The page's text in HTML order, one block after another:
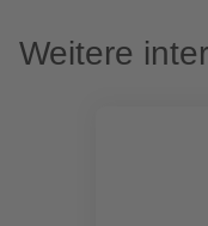
Weitere